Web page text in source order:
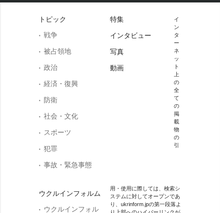
トピック
戦争
被占領地
政治
経済・復興
防衛
社会・文化
スポーツ
犯罪
事故・緊急事態
ウクルインフォルム
ウクルインフォル
特集
インタビュー
写真
動画
イ
ン
タ
ー
ネ
ッ
ト
上
の
全
て
の
掲
載
物
の
引
用・使用に際しては、検索シ
ステムに対してオープンであ
り、ukrinform.jpの第一段落よ
り上部へのハイパーリンクが